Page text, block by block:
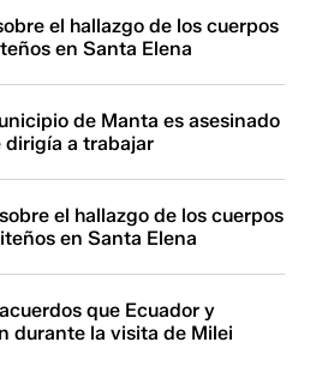
el hallazgo de los cuerpos
en Santa Elena
de Manta es asesinado
dirigía a trabajar
el hallazgo de los cuerpos
en Santa Elena
que Ecuador y
durante la visita de Milei